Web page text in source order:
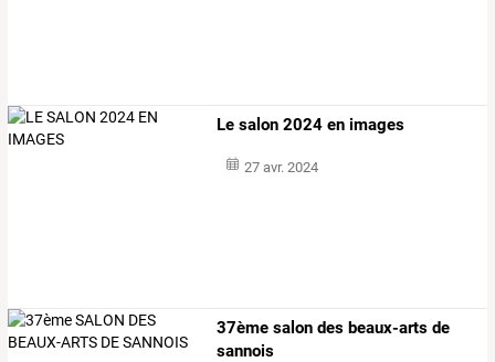
Le salon 2024 en images
27 avr. 2024
37ème salon des beaux-arts de
sannois